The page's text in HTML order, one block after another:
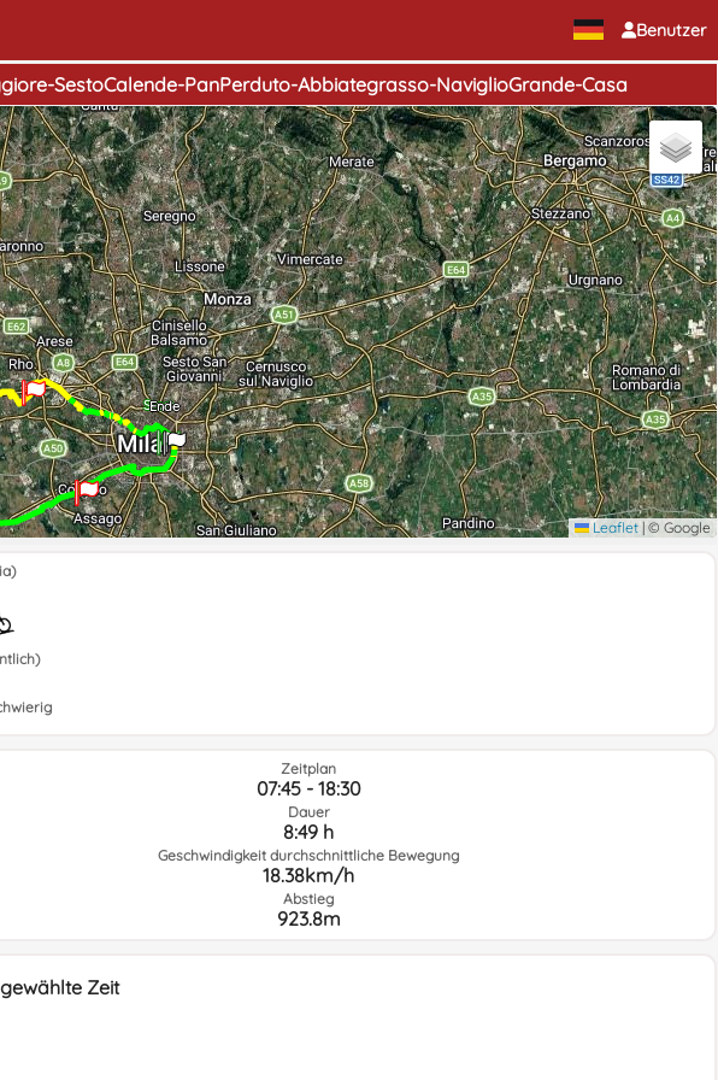
Benutzer
SestoCalende-PanPerduto-Abbiategrasso-NaviglioGrande-Casa
Start
Ende
Leaflet | © Google
Zeitplan
07:45 - 18:30
Dauer
8:49 h
Geschwindigkeit durchschnittliche Bewegung
18.38km/h
Abstieg
923.8m
Zeit